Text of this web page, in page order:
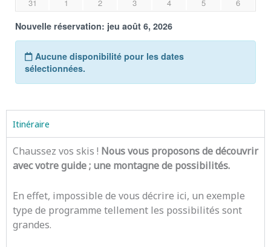
Itinéraire
Chaussez vos skis ! Nous vous proposons de découvrir
avec votre guide ; une montagne de possibilités.
En effet, impossible de vous décrire ici, un exemple
type de programme tellement les possibilités sont
grandes.